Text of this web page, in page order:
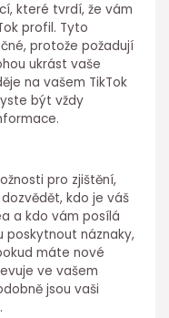
které tvrdí, že vám
profil. Tyto
protože požadují
ukrást vaše
na vašem TikTok
být vždy
pro zjištění,
kdo je váš
a kdo vám posílá
poskytnout náznaky,
máte nové
ve vašem
jsou vaši